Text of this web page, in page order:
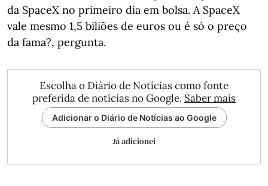
da SpaceX no primeiro dia em bolsa. A SpaceX
vale mesmo 1,5 biliões de euros ou é só o preço
da fama?, pergunta.
Escolha o Diário de Notícias como fonte
preferida de notícias no Google. Saber mais
Adicionar o Diário de Notícias ao Google
Já adicionei